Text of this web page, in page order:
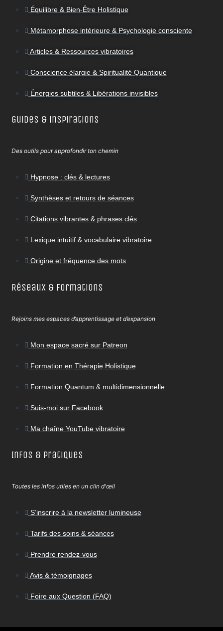
Équilibre & Bien-Être Holistique
Métamorphose intérieure & Psychologie consciente
Articles & Ressources vibratoires
Conscience élargie & Spiritualité Quantique
Énergies subtiles & Libérations invisibles
Guides & Inspirations
Des outils pour approfondir ton chemin
Hypnose : clés & lectures
Synthèses et retours de séances
Citations vibrantes & phrases clés
Lexique intuitif & vocabulaire vibratoire
Origine et fréquence des mots
Réseaux & Formations
Rejoins mes espaces d’apprentissage et d’expansion
Mon espace sacré sur Patreon
Formation en Thérapie Holistique
Formation Quantum & multidimensionnelle
Suis-moi sur Facebook
Ma chaîne YouTube vibratoire
Infos & Pratiques
Toutes les infos utiles en un clin d'œil
S’inscrire à la newsletter lumineuse
Tarifs des soins & séances
Prendre rendez-vous
Avis & témoignages
Foire aux Question (FAQ)